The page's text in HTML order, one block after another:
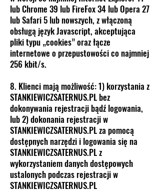
lub Chrome 39 lub FireFox 34 lub Opera 27
lub Safari 5 lub nowszych, z włączoną
obsługą język Javascript, akceptująca
pliki typu „cookies” oraz łącze
internetowe o przepustowości co najmniej
256 kbit/s.
8. Klienci mają możliwość: 1) korzystania z
STANKIEWICZSATERNUS.PL bez
dokonywania rejestracji bądź logowania,
lub 2) dokonania rejestracji w
STANKIEWICZSATERNUS.PL za pomocą
dostępnych narzędzi i logowania się na
STANKIEWICZSATERNUS.PL z
wykorzystaniem danych dostępowych
ustalonych podczas rejestracji w
STANKIEWICZSATERNUS.PL